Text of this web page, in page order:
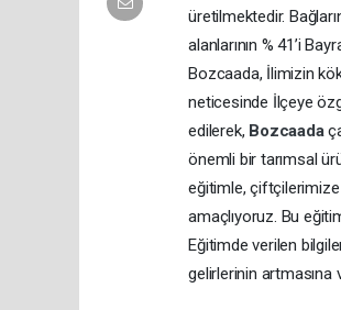
üretilmektedir.
alanlarının % 41’i
Bozcaada, İlimizin
neticesinde İlçeye
edilerek, Bozcaada
önemli bir tarımsal
eğitimle, çiftçilerimize
amaçlıyoruz. Bu
Eğitimde verilen
gelirlerinin artmasına